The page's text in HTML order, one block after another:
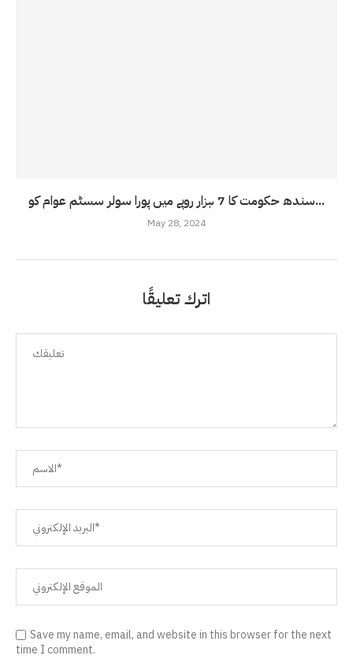
سندھ حکومت کا 7 ہزار روپے میں پورا سولر سسٹم عوام کو...
May 28, 2024
اترك تعليقًا
Save my name, email, and website in this browser for the next
time I comment.